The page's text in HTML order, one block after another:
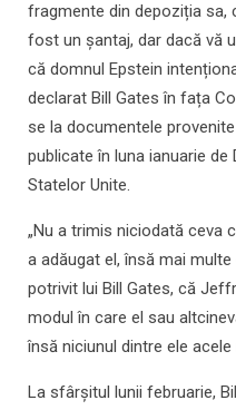
fragmente din depoziția sa,
fost un șantaj, dar dacă vă
că domnul Epstein
declarat Bill Gates în fața
se la documentele
publicate în luna ianuarie
Statelor Unite.
„Nu a trimis niciodată ceva
a adăugat el, însă mai
potrivit lui Bill Gates, că
modul în care el sau
însă niciunul dintre ele
La sfârșitul lunii februarie,